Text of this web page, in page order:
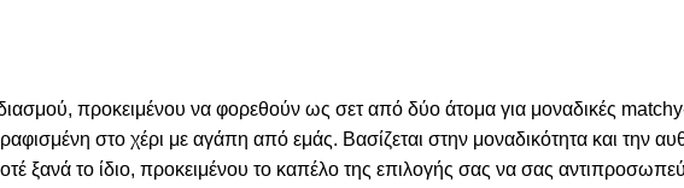
προκειμένου να φορεθούν ως σετ από δύο άτομα για μοναδικές
στο χέρι με αγάπη από εμάς. Βασίζεται στην μοναδικότητα και την
ξανά το ίδιο, προκειμένου το καπέλο της επιλογής σας να σας